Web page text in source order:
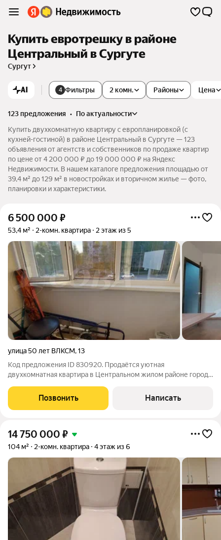
Купить евротрешку в районе
Центральный в Сургуте
Сургут
AI 4 Фильтры 2 комн. Цена
Районы
123 предложения •
по актуальности
Купить двухкомнатную квартиру с европланировкой (с
кухней-гостиной) в районе Центральный в Сургуте — 123
объявления от агентств и собственников по продаже квартир
по цене от 4 200 000 ₽ до 19 000 000 ₽ на Яндекс
Недвижимости. В нашем каталоге предложения площадью от
39,4 м² до 129 м² в новостройках и вторичном жилье — фото,
планировки и характеристики.
6 500 000 ₽
53,4 м² 2-комн. квартира 2 этаж из 5
улица 50 лет ВЛКСМ,13
Код предложения ID 830920. Продаётся уютная
двухкомнатная квартира в Центральном жилом районе города
натяжные потолки с дополнительным точечным освещением,
на полу линолеум, межкомнатные двери
Позвонить Написать
14 750 000 ₽
104 м² 2-комн. квартира 4 этаж из 6